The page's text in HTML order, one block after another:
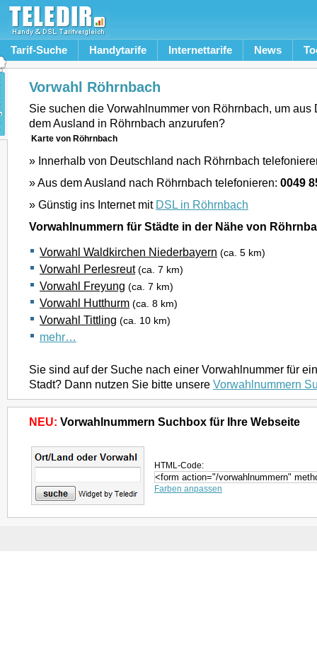
Tarif-Suche Handytarife Internettarife News
Vorwahl Röhrnbach
Sie suchen die Vorwahlnummer von Röhrnbach, um aus
dem Ausland in Röhrnbach anzurufen?
Karte von Röhrnbach
» Innerhalb von Deutschland nach Röhrnbach
» Aus dem Ausland nach Röhrnbach telefonieren: 0049
» Günstig ins Internet mit DSL in Röhrnbach
Vorwahlnummern für Städte in der Nähe von
Vorwahl Waldkirchen Niederbayern (ca. 5 km)
Vorwahl Perlesreut (ca. 7 km)
Vorwahl Freyung (ca. 7 km)
Vorwahl Hutthurm (ca. 8 km)
Vorwahl Tittling (ca. 10 km)
mehr…
Sie sind auf der Suche nach einer Vorwahlnummer für
Stadt? Dann nutzen Sie bitte unsere Vorwahlnummern
NEU: Vorwahlnummern Suchbox für Ihre Webseite
HTML-Code:
Farben anpassen